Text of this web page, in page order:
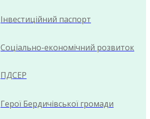
Інвестиційний паспорт
Соціально-економічний розвиток
ПДСЕР
Герої Бердичівської громади